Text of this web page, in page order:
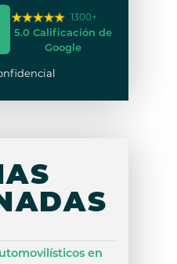
1300+
5.0 Calificación de
Google
en